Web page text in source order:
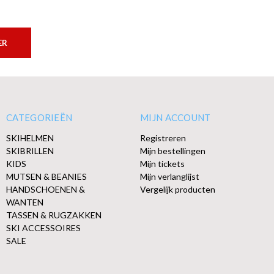
CATEGORIEËN
SKIHELMEN
SKIBRILLEN
KIDS
MUTSEN & BEANIES
HANDSCHOENEN &
WANTEN
TASSEN & RUGZAKKEN
SKI ACCESSOIRES
SALE
MIJN ACCOUNT
Registreren
Mijn bestellingen
Mijn tickets
Mijn verlanglijst
Vergelijk producten